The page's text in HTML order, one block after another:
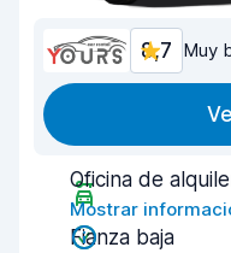
8,7 Muy
Oficina de
Mostrar
Fianza baja